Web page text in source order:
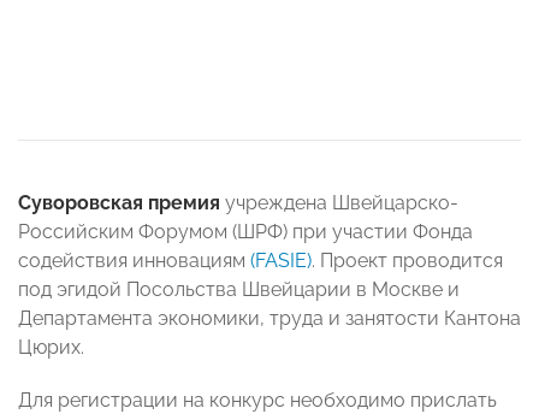
Суворовская премия учреждена Швейцарско-
Российским Форумом (ШРФ) при участии Фонда
содействия инновациям (FASIE). Проект проводится
под эгидой Посольства Швейцарии в Москве и
Департамента экономики, труда и занятости Кантона
Цюрих.
Для регистрации на конкурс необходимо прислать